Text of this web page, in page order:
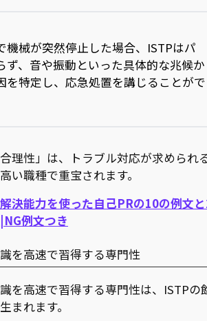
機械が突然停止した場合、ISTPはパ
ず、音や振動といった具体的な兆候か
を特定し、応急処置を講じることがで
理性」は、トラブル対応が求められ
い職種で重宝されます。
決能力を使った自己PRの10の例文
例文つき
を高速で習得する専門性
を高速で習得する専門性は、ISTPの
まれます。